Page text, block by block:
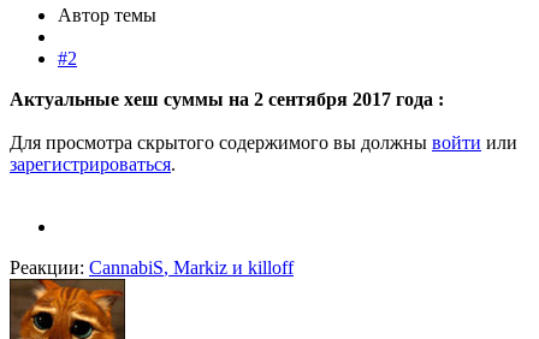
Автор темы
#2
Актуальные хеш суммы на 2 сентября 2017 года :
Для просмотра скрытого содержимого вы должны войти или
зарегистрироваться.
Реакции: CannabiS, Markiz и killoff